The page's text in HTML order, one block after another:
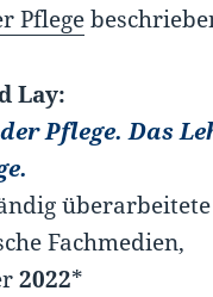
Pflege
Lay:
Pflege. Das
Fachmedien,
2022*